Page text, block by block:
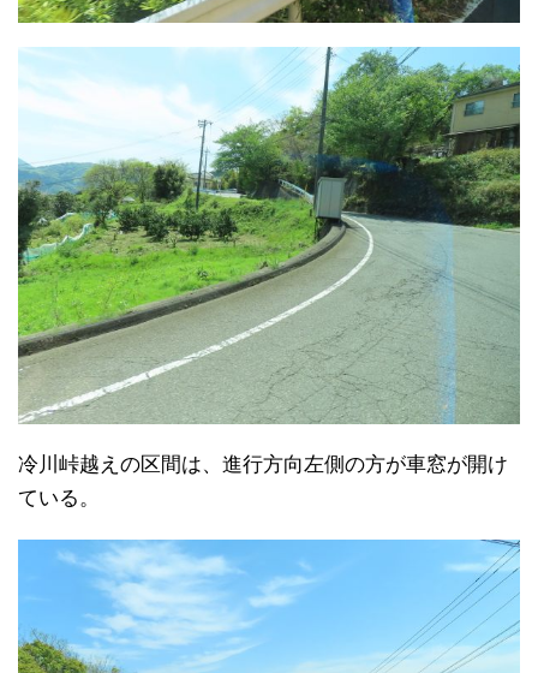
冷川峠越えの区間は、進行方向左側の方が車窓が開け
ている。